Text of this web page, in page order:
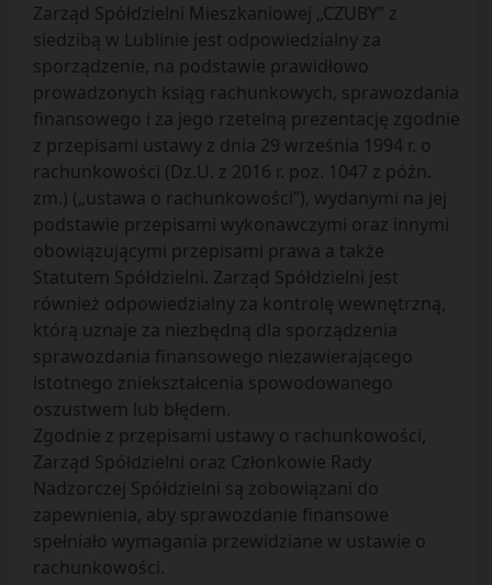
Zarząd Spółdzielni Mieszkaniowej „CZUBY” z
siedzibą w Lublinie jest odpowiedzialny za
sporządzenie, na podstawie prawidłowo
prowadzonych ksiąg rachunkowych, sprawozdania
finansowego i za jego rzetelną prezentację zgodnie
z przepisami ustawy z dnia 29 września 1994 r. o
rachunkowości (Dz.U. z 2016 r. poz. 1047 z późn.
zm.) („ustawa o rachunkowości”), wydanymi na jej
podstawie przepisami wykonawczymi oraz innymi
obowiązującymi przepisami prawa a także
Statutem Spółdzielni. Zarząd Spółdzielni jest
również odpowiedzialny za kontrolę wewnętrzną,
którą uznaje za niezbędną dla sporządzenia
sprawozdania finansowego niezawierającego
istotnego zniekształcenia spowodowanego
oszustwem lub błędem.
Zgodnie z przepisami ustawy o rachunkowości,
Zarząd Spółdzielni oraz Członkowie Rady
Nadzorczej Spółdzielni są zobowiązani do
zapewnienia, aby sprawozdanie finansowe
spełniało wymagania przewidziane w ustawie o
rachunkowości.